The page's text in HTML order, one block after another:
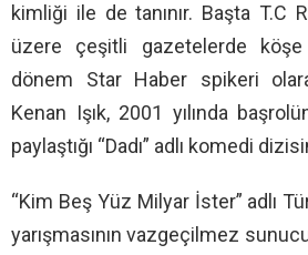
kimliği ile de tanınır. Başta T.C
üzere çeşitli gazetelerde köşe
dönem Star Haber spikeri
Kenan Işık, 2001 yılında
paylaştığı “Dadı” adlı komedi
“Kim Beş Yüz Milyar İster” adlı
yarışmasının vazgeçilmez